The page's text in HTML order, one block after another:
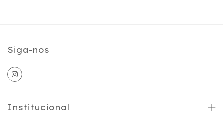
Siga-nos
Institucional